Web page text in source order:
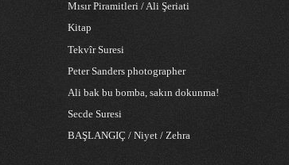
Mısır Piramitleri / Ali Şeriati
Kitap
Tekvîr Suresi
Peter Sanders photographer
Ali bak bu bomba, sakın dokunma!
Secde Suresi
BAŞLANGIÇ / Niyet / Zehra